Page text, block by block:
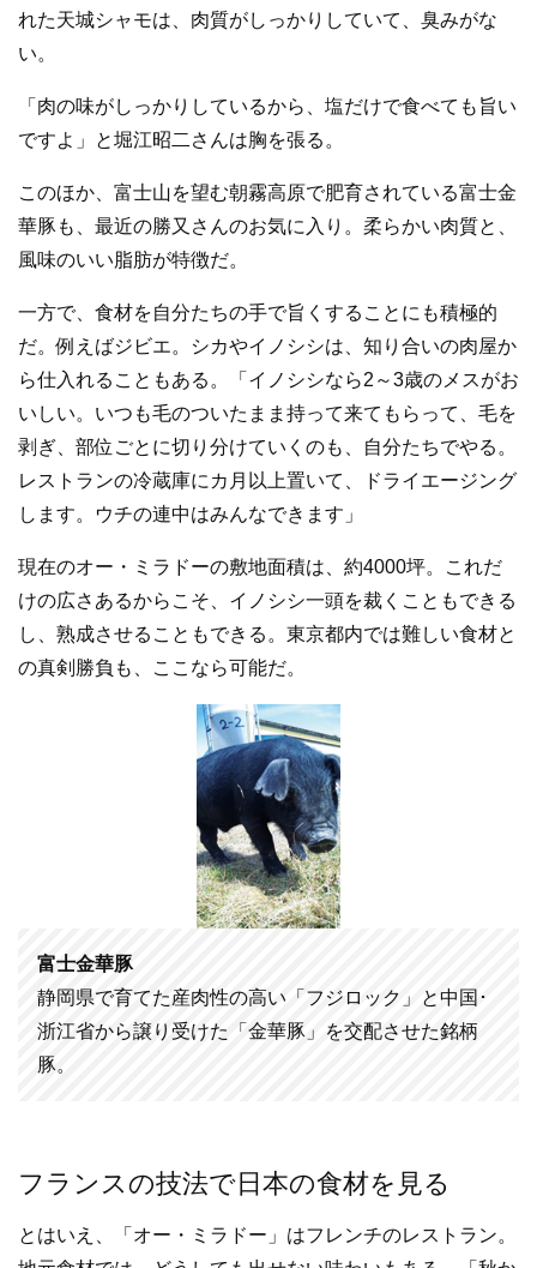
れた天城シャモは、肉質がしっかりしていて、臭みがな
い。
「肉の味がしっかりしているから、塩だけで食べても旨い
ですよ」と堀江昭二さんは胸を張る。
このほか、富士山を望む朝霧高原で肥育されている富士金
華豚も、最近の勝又さんのお気に入り。柔らかい肉質と、
風味のいい脂肪が特徴だ。
一方で、食材を自分たちの手で旨くすることにも積極的
だ。例えばジビエ。シカやイノシシは、知り合いの肉屋か
ら仕入れることもある。「イノシシなら2～3歳のメスがお
いしい。いつも毛のついたまま持って来てもらって、毛を
剥ぎ、部位ごとに切り分けていくのも、自分たちでやる。
レストランの冷蔵庫にカ月以上置いて、ドライエージング
します。ウチの連中はみんなできます」
現在のオー・ミラドーの敷地面積は、約4000坪。これだ
けの広さあるからこそ、イノシシ一頭を裁くこともできる
し、熟成させることもできる。東京都内では難しい食材と
の真剣勝負も、ここなら可能だ。
富士金華豚
静岡県で育てた産肉性の高い「フジロック」と中国･
浙江省から譲り受けた「金華豚」を交配させた銘柄
豚。
フランスの技法で日本の食材を見る
とはいえ、「オー・ミラドー」はフレンチのレストラン。